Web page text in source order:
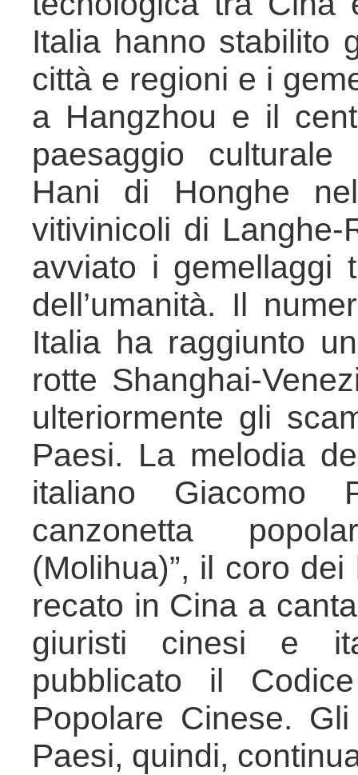
Italia hanno stabilito
città e regioni e i
a Hangzhou e il
paesaggio
Hani di Honghe
vitivinicoli di
avviato i gemellaggi
dell’umanità. Il
Italia ha raggiunto
rotte Shanghai-
ulteriormente gli
Paesi. La melodia
italiano Giacomo
canzonetta
(Molihua)”, il coro
recato in Cina a
giuristi cinesi e
pubblicato il
Popolare Cinese.
Paesi, quindi,